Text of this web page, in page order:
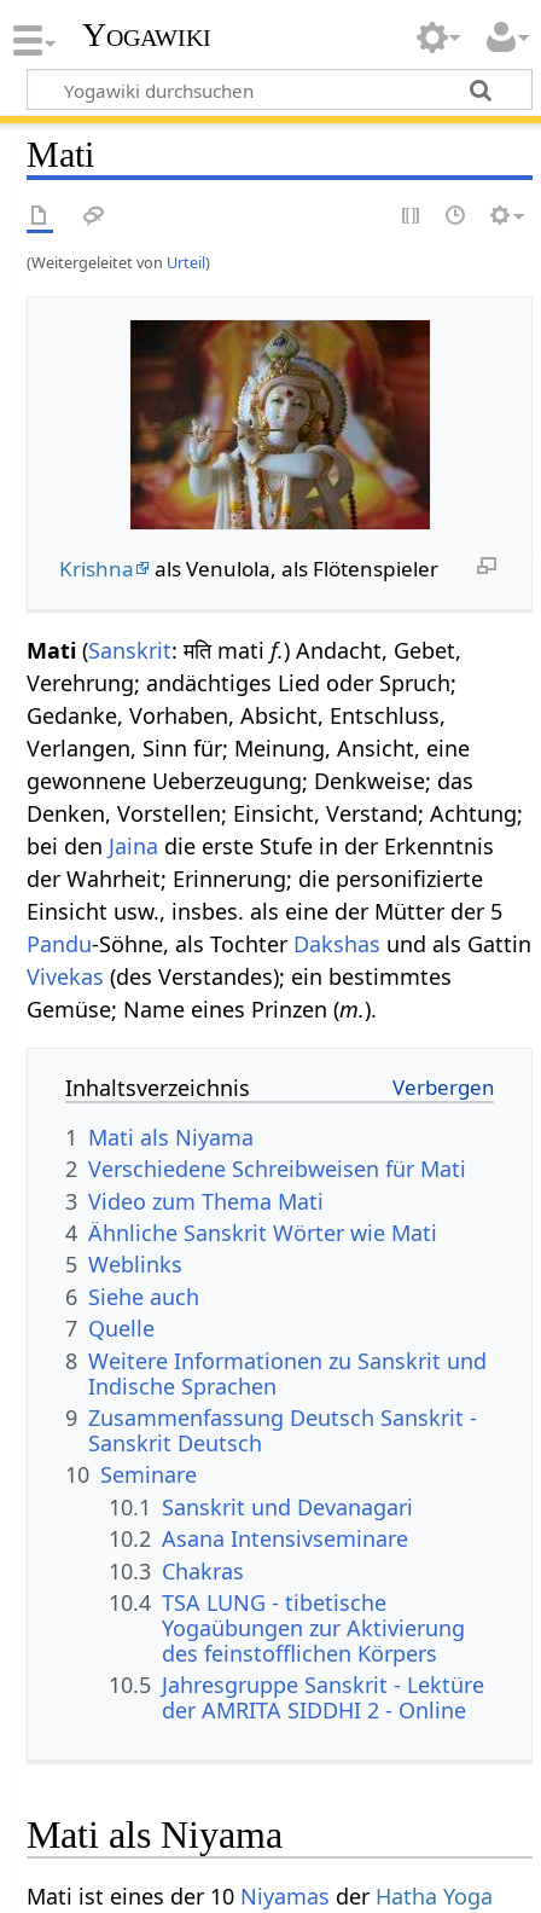
Yogawiki
Mati
(Weitergeleitet von Urteil)
Krishna als Venulola, als Flötenspieler
Mati (Sanskrit: मति matif.) Andacht, Gebet,
Verehrung; andächtiges Lied oder Spruch;
Gedanke, Vorhaben, Absicht, Entschluss,
Verlangen, Sinn für; Meinung, Ansicht, eine
gewonnene Ueberzeugung; Denkweise; das
Denken, Vorstellen; Einsicht, Verstand; Achtung;
bei den Jaina die erste Stufe in der Erkenntnis
der Wahrheit; Erinnerung; die personifizierte
Einsicht usw., insbes. als eine der Mütter der 5
Pandu-Söhne, als Tochter Dakshas und als Gattin
Vivekas (des Verstandes); ein bestimmtes
Gemüse; Name eines Prinzen (m.).
Inhaltsverzeichnis
1 Mati als Niyama
2 Verschiedene Schreibweisen für Mati
3 Video zum Thema Mati
4 Ähnliche Sanskrit Wörter wie Mati
5 Weblinks
6 Siehe auch
7 Quelle
8 Weitere Informationen zu Sanskrit und
Indische Sprachen
9 Zusammenfassung Deutsch Sanskrit -
Sanskrit Deutsch
10 Seminare
10.1 Sanskrit und Devanagari
10.2 Asana Intensivseminare
10.3 Chakras
10.4 TSA LUNG - tibetische
Yogaübungen zur Aktivierung
des feinstofflichen Körpers
10.5 Jahresgruppe Sanskrit - Lektüre
der AMRITA SIDDHI 2 - Online
Mati als Niyama
Mati ist eines der 10 Niyamas der Hatha Yoga